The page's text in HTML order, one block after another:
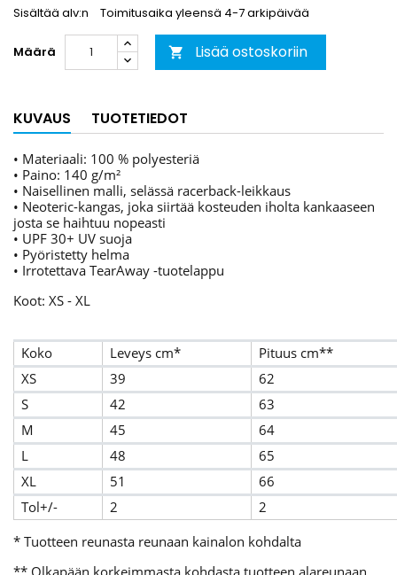
Sisältää alv:n Toimitusaika yleensä 4-7 arkipäivää
Määrä  Lisää ostoskoriin
KUVAUS TUOTETIEDOT
• Materiaali: 100 % polyesteriä
• Paino: 140 g/m²
• Naisellinen malli, selässä racerback-leikkaus
• Neoteric-kangas, joka siirtää kosteuden iholta kankaaseen
josta se haihtuu nopeasti
• UPF 30+ UV suoja
• Pyöristetty helma
• Irrotettava TearAway -tuotelappu
Koot: XS - XL
Koko Leveys cm*
Pituus cm**
XS
39
62
S
42
63
M
45
64
L
48
65
XL
51
66
Tol+/-
2
2
* Tuotteen reunasta reunaan kainalon kohdalta